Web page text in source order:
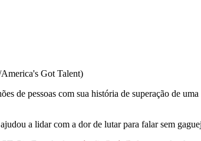
Got Talent)
de pessoas com sua história de superação de
a lidar com a dor de lutar para falar sem